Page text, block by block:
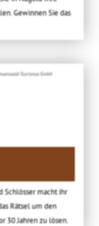
Gewinnen Sie das
Tourismus GmbH
Schlösser macht ihr
Rätsel um den
30 Jahren zu lösen.